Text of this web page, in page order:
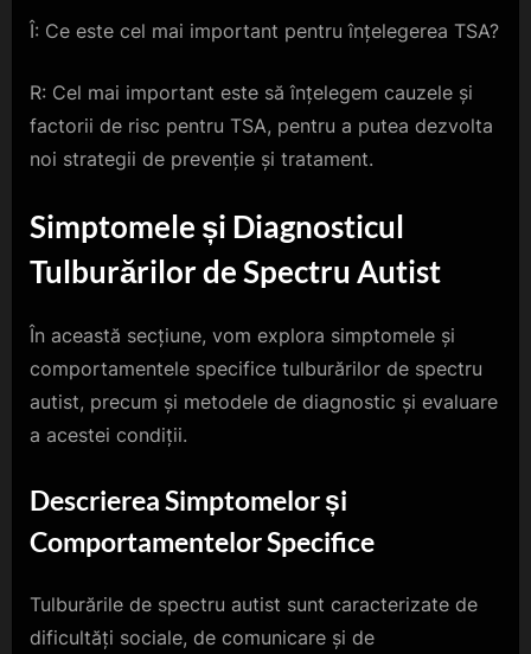
Î: Ce este cel mai important pentru înțelegerea TSA?
R: Cel mai important este să înțelegem cauzele și
factorii de risc pentru TSA, pentru a putea dezvolta
noi strategii de prevenție și tratament.
Simptomele și Diagnosticul
Tulburărilor de Spectru Autist
În această secțiune, vom explora simptomele și
comportamentele specifice tulburărilor de spectru
autist, precum și metodele de diagnostic și evaluare
a acestei condiții.
Descrierea Simptomelor și
Comportamentelor Specifice
Tulburările de spectru autist sunt caracterizate de
dificultăți sociale, de comunicare și de